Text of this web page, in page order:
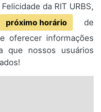
da RIT URBS,
próximo horário
de
oferecer informações
que nossos usuários